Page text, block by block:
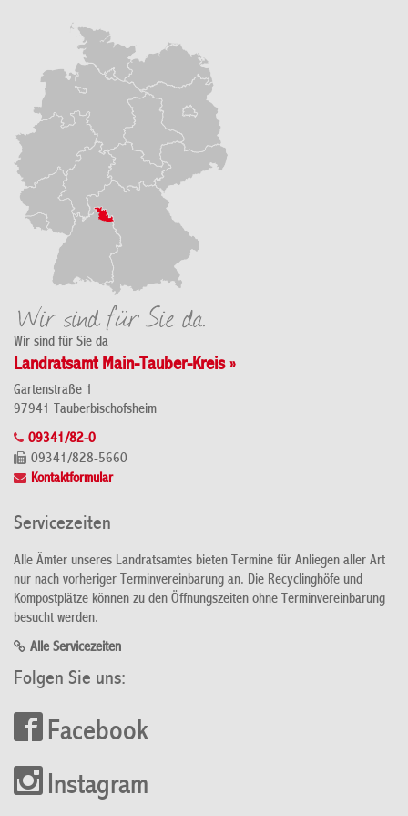
Wir sind für Sie da
Landratsamt Main-Tauber-Kreis »
Gartenstraße 1
97941 Tauberbischofsheim
09341/82-0
09341/828-5660
Kontaktformular
Servicezeiten
Alle Ämter unseres Landratsamtes bieten Termine für Anliegen aller Art
nur nach vorheriger Terminvereinbarung an. Die Recyclinghöfe und
Kompostplätze können zu den Öffnungszeiten ohne Terminvereinbarung
besucht werden.
Alle Servicezeiten
Folgen Sie uns:
Facebook
Instagram